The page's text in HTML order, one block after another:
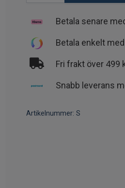
Betala senare
Betala enkelt
Fri frakt över 499
Snabb leverans
Artikelnummer: S